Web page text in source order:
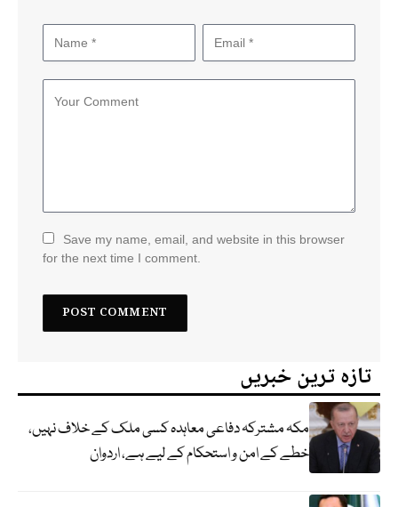
Save my name, email, and website in this browser
for the next time I comment.
تازہ ترین خبریں
مکہ مشترکہ دفاعی معاہدہ کسی ملک کے خلاف نہیں،
خطے کے امن و استحکام کے لیے ہے، اردوان